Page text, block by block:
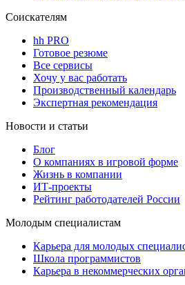
Соискателям
hh PRO
Готовое резюме
Все сервисы
Хочу у вас работать
Производственный календарь
Экспертная рекомендация
Новости и статьи
Блог
О компаниях в игровой форме
Жизнь в компании
ИТ-проекты
Рейтинг работодателей России
Молодым специалистам
Карьера для молодых
Школа программистов
Карьера в некоммерческих